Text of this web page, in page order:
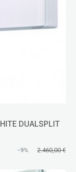
DUALSPLIT
-9% 2.460,00 €